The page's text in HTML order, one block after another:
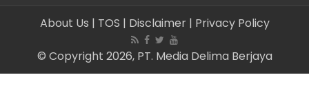
About Us | TOS | Disclaimer | Privacy Policy
© Copyright 2026, PT. Media Delima Berjaya